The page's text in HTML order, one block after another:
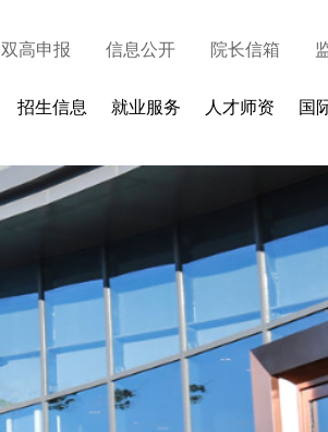
双高申报 信息公开 院长信箱
招生信息 就业服务 人才师资 国